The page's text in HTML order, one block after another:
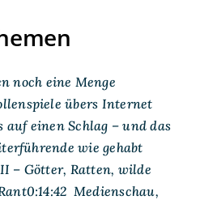
noch eine Menge
übers Internet
einen Schlag – und das
wie gehabt
– Götter, Ratten, wilde
Medienschau,